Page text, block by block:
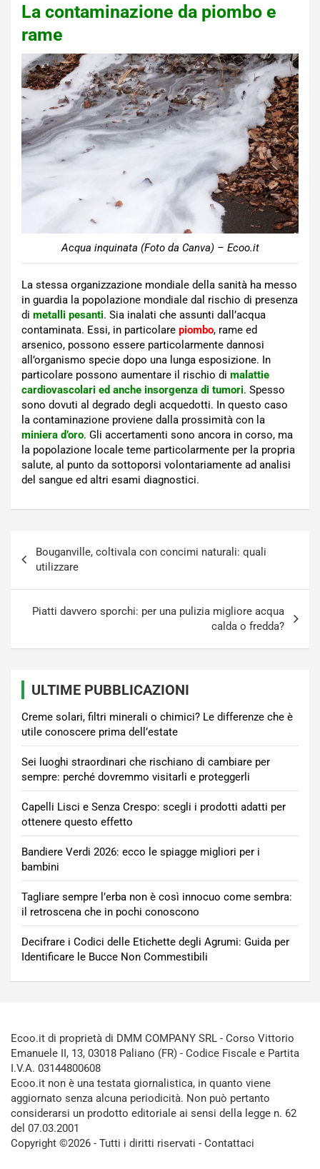
La contaminazione da piombo e
rame
Acqua inquinata (Foto da Canva) – Ecoo.it
La stessa organizzazione mondiale della sanità ha messo
in guardia la popolazione mondiale dal rischio di presenza
di metalli pesanti. Sia inalati che assunti dall’acqua
contaminata. Essi, in particolare piombo, rame ed
arsenico, possono essere particolarmente dannosi
all’organismo specie dopo una lunga esposizione. In
particolare possono aumentare il rischio di malattie
cardiovascolari ed anche insorgenza di tumori. Spesso
sono dovuti al degrado degli acquedotti. In questo caso
la contaminazione proviene dalla prossimità con la
miniera d’oro. Gli accertamenti sono ancora in corso, ma
la popolazione locale teme particolarmente per la propria
salute, al punto da sottoporsi volontariamente ad analisi
del sangue ed altri esami diagnostici.
articoli
Bouganville, coltivala con concimi naturali: quali
utilizzare
Piatti davvero sporchi: per una pulizia migliore acqua
calda o fredda?
ULTIME PUBBLICAZIONI
Creme solari, filtri minerali o chimici? Le differenze che è
utile conoscere prima dell’estate
Sei luoghi straordinari che rischiano di cambiare per
sempre: perché dovremmo visitarli e proteggerli
Capelli Lisci e Senza Crespo: scegli i prodotti adatti per
ottenere questo effetto
Bandiere Verdi 2026: ecco le spiagge migliori per i
bambini
Tagliare sempre l’erba non è così innocuo come sembra:
il retroscena che in pochi conoscono
Decifrare i Codici delle Etichette degli Agrumi: Guida per
Identificare le Bucce Non Commestibili
Ecoo.it di proprietà di DMM COMPANY SRL - Corso Vittorio
Emanuele II, 13, 03018 Paliano (FR) - Codice Fiscale e Partita
I.V.A. 03144800608
Ecoo.it non è una testata giornalistica, in quanto viene
aggiornato senza alcuna periodicità. Non può pertanto
considerarsi un prodotto editoriale ai sensi della legge n. 62
del 07.03.2001
Copyright ©2026 - Tutti i diritti riservati - Contattaci